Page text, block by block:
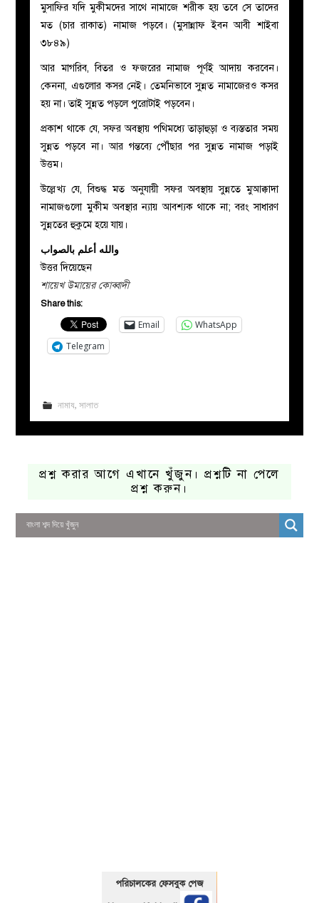
মুসাফির যদি মুকীমদের সাথে নামাজে শরীক হয় তবে সে তাদের
মত (চার রাকাত) নামাজ পড়বে। (মুসান্নাফ ইবন আবী শাইবা
৩৮৪৯)
আর মাগরিব, বিতর ও ফজরের নামাজ পূর্ণই আদায় করবেন।
কেননা, এগুলোর কসর নেই। তেমনিভাবে সুন্নত নামাজেরও কসর
হয় না। তাই সুন্নত পড়লে পুরোটাই পড়বেন।
প্রকাশ থাকে যে, সফর অবস্থায় পথিমধ্যে তাড়াহুড়া ও ব্যস্ততার সময়
সুন্নত পড়বে না। আর গন্তব্যে পৌঁছার পর সুন্নত নামাজ পড়াই
উত্তম।
উল্লেখ্য যে, বিশুদ্ধ মত অনুযায়ী সফর অবস্থায় সুন্নতে মুআক্কাদা
নামাজগুলো মুকীম অবস্থার ন্যায় আবশ্যক থাকে না; বরং সাধারণ
সুন্নতের হুকুমে হয়ে যায়।
والله أعلم بالصواب
উত্তর দিয়েছেন
শায়েখ উমায়ের কোব্বাদী
Share this:
Email
WhatsApp
Telegram
নামায, সালাত
প্রশ্ন করার আগে এখানে খুঁজুন। প্রশ্নটি না পেলে
প্রশ্ন করুন।
পরিচালকের ফেসবুক পেজ